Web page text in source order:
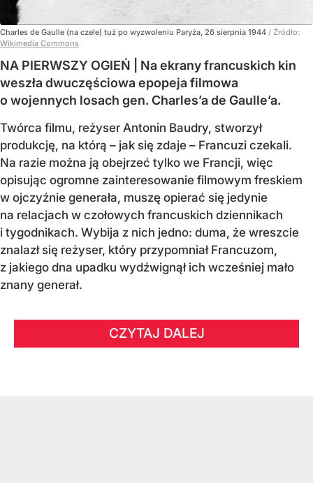
Charles de Gaulle (na czele) tuż po wyzwoleniu Paryża, 26 sierpnia 1944 / Źródło:
Wikimedia Commons
NA PIERWSZY OGIEŃ | Na ekrany francuskich kin
weszła dwuczęściowa epopeja filmowa
o wojennych losach gen. Charles’a de Gaulle’a.
Twórca filmu, reżyser Antonin Baudry, stworzył
produkcję, na którą – jak się zdaje – Francuzi czekali.
Na razie można ją obejrzeć tylko we Francji, więc
opisując ogromne zainteresowanie filmowym freskiem
w ojczyźnie generała, muszę opierać się jedynie
na relacjach w czołowych francuskich dziennikach
i tygodnikach. Wybija z nich jedno: duma, że wreszcie
znalazł się reżyser, który przypomniał Francuzom,
z jakiego dna upadku wydźwignął ich wcześniej mało
znany generał.
CZYTAJ DALEJ